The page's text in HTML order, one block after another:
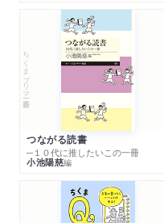
ちくまプリマー新書
つながる読書
─１０代に推したいこの一冊
小池陽慈編